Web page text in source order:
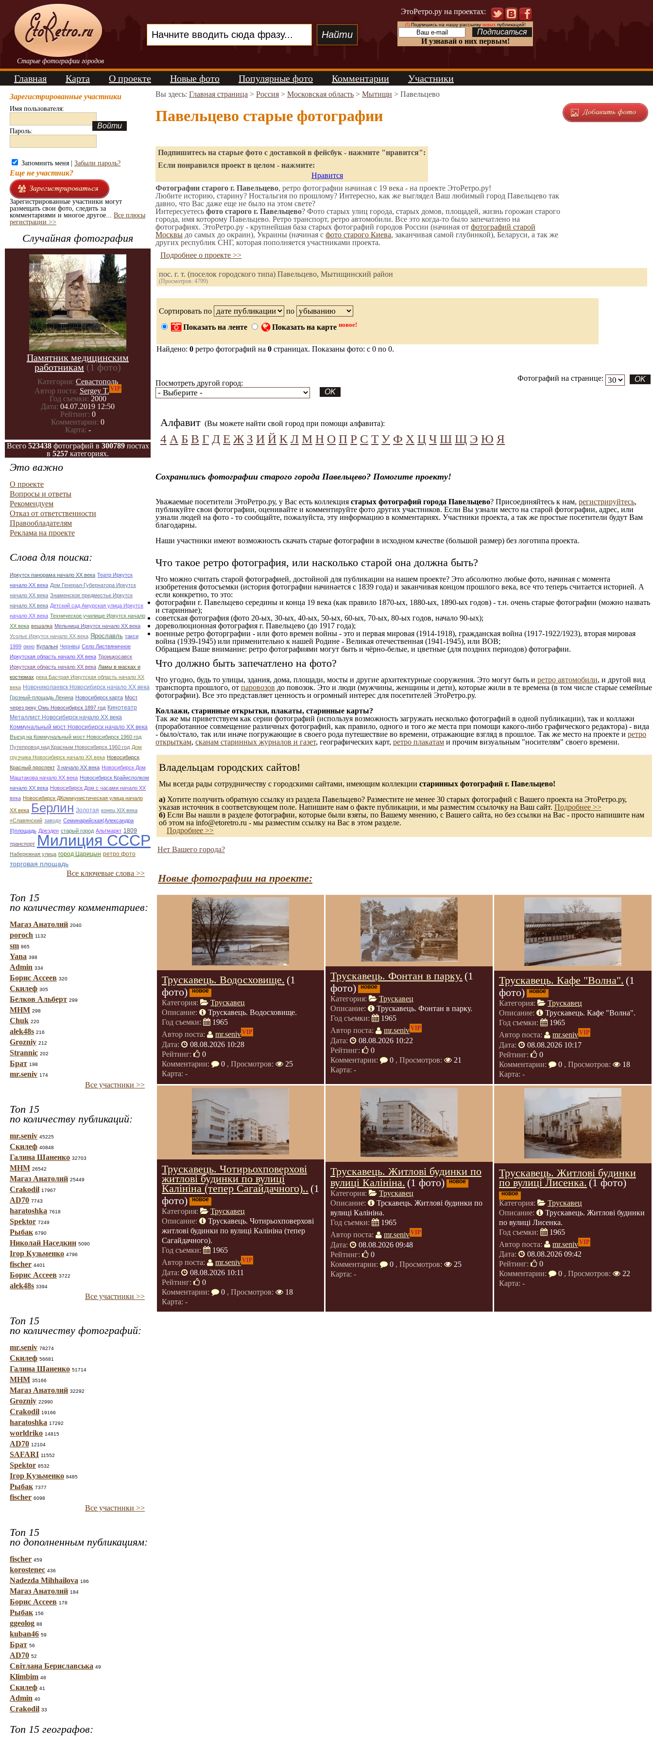
Старые фотографии городов
ЭтоРетро.ру на проектах:
(!)Подпишись на нашу рассылку новыхпубликаций!
И узнавай о них первым!
Главная Карта О проекте Новые фото Популярные фото Комментарии Участники
Зарегистрированные участники
Имя пользователя:
Пароль:
Запомнить меня | Забыли пароль?
Еще не участник?
Зарегистрированные участники могут
размещать свои фото, следить за
комментариями и многое другое... Все плюсы
регистрации >>
Случайная фотография
Памятник медицинским
работникам (1 фото)
Категория: Севастополь
Автор поста: Sergey T. VIP
Год съемки: 2000
Дата: 04.07.2019 12:50
Рейтинг: 0
Комментарии: 0
Карта: -
Всего 523438фотографий в 300789постах
в 5257 категориях.
Это важно
О проекте
Вопросы и ответы
Рекомендуем
Отказ от ответственности
Правообладателям
Реклама на проекте
Слова для поиска:
Иркутск панорама начало ХХ века Театр Иркутск
начало ХХ века Дом Генерал-Губернатора Иркутск
начало ХХ века Знаменское предместье Иркутск
начало ХХ века Детский сад Амурская улица Иркутск
начало ХХ века Техническое училище Иркутск начало
ХХ века вешалка Мельница Иркутск начало ХХ века
Усолье Иркутск начало ХХ века Ярославль такси
1999 окно Купальні Чернівці Село Листвяничное
Иркутская область начало ХХ века Троицкосавск
Иркутская область начало ХХ века Ламы в масках и
костюмах река Бастрая Иркутская область начало ХХ
века Новониколаевск Новосибирск начало ХХ века
Грозный-площадь Ленина Новосибирск карта Мост
через реку Омь Новосибирск 1897 год Кинотеатр
Металлист Новосибирск начало ХХ века
Коммунальный мост Новосибирск начало ХХ века
Въезд на Коммунальный мост Новосибирск 1960 год
Путепровод над Красным Новосибирск 1960 год Дом
грузчика Новосибирск начало ХХ века Новосибирск
Красный проспект 3 начало ХХ века Новосибирск Дом
Маштакова начало ХХ века Новосибирск Крайисполком
начало ХХ века Новосибирск Дом с часами начало ХХ
века Новосибирск ДКоммунистическая улица начало
ХХ века Берлин Золотая конец ХІХ века
«Славянский завод» Семинарийская(Александра
II)площадь Дрезден старый город Альтмаркт 1809
транспорт Милиция СССР
Набережная улица город Царицын ретро фото
торговая площадь
Все ключевые слова >>
Топ 15
по количеству комментариев:
Магаз Анатолий 2040
poroch 1132
sm 865
Yana 398
Admin 334
Борис Ассеев 320
Скилеф 305
Белков Альберт 299
МНМ 298
Chuk 220
alek48s 216
Grozniy 212
Strannic 202
Брат 198
mr.seniv 174
Все участники >>
Топ 15
по количеству публикаций:
mr.seniv 45225
Скилеф 40848
Галина Шаненко 32703
МНМ 26542
Магаз Анатолий 25449
Crakodil 17967
AD70 7743
haratoshka 7618
Spektor 7249
Рыбак 6790
Николай Наседкин 5090
Ігор Кузьменко 4796
fischer 4401
Борис Ассеев 3722
alek48s 3394
Все участники >>
Топ 15
по количеству фотографий:
mr.seniv 78274
Скилеф 56681
Галина Шаненко 51714
МНМ 35166
Магаз Анатолий 32292
Grozniy 22990
Crakodil 19166
haratoshka 17292
worldriko 14815
AD70 12104
SAFARI 11552
Spektor 8532
Ігор Кузьменко 8485
Рыбак 7377
fischer 6098
Все участники >>
Топ 15
по дополненным публикациям:
fischer 459
korostenec 436
Nadezda Mihhailova 186
Магаз Анатолий 184
Борис Ассеев 178
Рыбак 156
ggeolog 88
kuban46 59
Брат 56
AD70 52
Світлана Бериславська 49
Klimbim 48
Скилеф 41
Admin 40
Crakodil 33
Топ 15 географов:
Вы здесь: Главная страница > Россия > Московская область > Мытищи > Павельцево
Павельцево старые фотографии
Подпишитесь на старые фото с доставкой в фейсбук - нажмите "нравится":
Если понравился проект в целом - нажмите:
Нравится
Фотографии старого г. Павельцево, ретро фотографии начиная с 19 века - на проекте ЭтоРетро.ру!
Любите историю, старину? Ностальгия по прошлому? Интересно, как же выглядел Ваш любимый город Павельцево так
давно, что Вас даже еще не было на этом свете?
Интересуетесь фото старого г. Павельцево? Фото старых улиц города, старых домов, площадей, жизнь горожан старого
города, имя которому Павельцево. Ретро транспорт, ретро автомобили. Все это когда-то было запечатлено на
фотографиях. ЭтоРетро.ру - крупнейшая база старых фотографий городов России (начиная от фотографий старой
Москвы до самых до окраин), Украины (начиная с фото старого Киева, заканчивая самой глубинкой), Беларуси, а так же
других республик СНГ, которая пополняется участниками проекта.
Подробнее о проекте >>
пос. г. т. (поселок городского типа) Павельцево, Мытищинский район
(Просмотров: 4799)
Сортировать по
по
Показать на ленте
Показать на карте новое!
Найдено: 0 ретро фотографий на 0 страницах. Показаны фото: с 0 по 0.
Посмотреть другой город:
Фотографий на странице:
Алфавит (Вы можете найти свой город при помощи алфавита):
4 А Б В Г Д Е Ж З И Й К Л М Н О П Р С Т У Ф Х Ц Ч Ш Щ Э Ю Я
Сохранились фотографии старого города Павельцево? Помогите проекту!
Уважаемые посетители ЭтоРетро.ру, у Вас есть коллекция старых фотографий города Павельцево? Присоединяйтесь к нам, регистрируйтесь,
публикуйте свои фотографии, оценивайте и комментируйте фото других участников. Если Вы узнали место на старой фотографии, адрес, или
узнали людей на фото - то сообщайте, пожалуйста, эту информацию в комментариях. Участники проекта, а так же простые посетители будут Вам
благодарны.
Наши участники имеют возможность скачать старые фотографии в исходном качестве (большой размер) без логотипа проекта.
Что такое ретро фотография, или насколько старой она должна быть?
Что можно считать старой фотографией, достойной для публикации на нашем проекте? Это абсолютно любые фото, начиная c момента
изобретения фотосъемки (история фотографии начинается с 1839 года) и заканчивая концом прошлого века, все что теперь считается историей. А
если конкретно, то это:
фотографии г. Павельцево середины и конца 19 века (как правило 1870-ых, 1880-ых, 1890-ых годов) - т.н. очень старые фотографии (можно назвать
и старинные);
советская фотография (фото 20-ых, 30-ых, 40-ых, 50-ых, 60-ых, 70-ых, 80-ых годов, начало 90-ых);
дореволюционная фотография г. Павельцево (до 1917 года);
военные ретро фоторграфии - или фото времен войны - это и первая мировая (1914-1918), гражданская война (1917-1922/1923), вторая мировая
война (1939-1945) или применительно к нашей Родине - Великая отечественная (1941-1945), или ВОВ;
Обращаем Ваше внимание: ретро фотографиями могут быть и чёрно-белые, и цветные (для поздних периодов) фотографии.
Что должно быть запечатлено на фото?
Что угодно, будь то улицы, здания, дома, площади, мосты и другие архитектурные сооружения. Это могут быть и ретро автомобили, и другой вид
транспорта прошлого, от паровозов до повозок. Это и люди (мужчины, женщины и дети), которые жили в те времена (в том числе старые семейные
фотографии). Все это представляет ценность и огромный интерес для посетителей ЭтоРетро.ру.
Коллажи, старинные открытки, плакаты, старинные карты?
Так же мы приветствуем как серии фотографий (используя возможность загружать несколько фотографий в одной публикации), так и коллажи
(проработанное совмещение различных фотографий, как правило, одного и того же места при помощи какого-либо графического редактора) - вида
- было/стало, так или иначе погружающие в своего рода путешествие во времени, отражающие взгляд в прошлое. Так же место на проекте и ретро
открыткам, сканам старинных журналов и газет, географических карт, ретро плакатам и прочим визуальным "носителям" своего времени.
Владельцам городских сайтов!
Мы всегда рады сотрудничеству с городскими сайтами, имеющим коллекции старинных фотографий г. Павельцево!
а) Хотите получить обратную ссылку из раздела Павельцево? Разместите не менее 30 старых фотографий с Вашего проекта на ЭтоРетро.ру,
указав источник в соответсвующем поле. Напишите нам о факте публикации, и мы разместим ссылочку на Ваш сайт. Подробнее >>
б) Если Вы нашли в разделе фотографии, которые были взяты, по Вашему мнению, с Вашего сайта, но без ссылки на Вас - просто напишите нам
об этом на info@etoretro.ru - мы разместим ссылку на Вас в этом разделе.
Подробнее >>
Нет Вашего города?
Новые фотографии на проекте:
Трускавець. Водосховище. (1
фото)
новое
Категория:
Трускавец
Описание:
Трускавець. Водосховище.
Год съемки:
1965
Автор поста:
mr.senivVIP
Дата:
08.08.2026 10:28
Рейтинг:
0
Комментарии:
0 , Просмотров:
25
Карта: -
Трускавець. Фонтан в парку. (1
фото)
новое
Категория:
Трускавец
Описание:
Трускавець. Фонтан в парку.
Год съемки:
1965
Автор поста:
mr.senivVIP
Дата:
08.08.2026 10:22
Рейтинг:
0
Комментарии:
0 , Просмотров:
21
Карта: -
Трускавець. Кафе "Волна". (1
фото)
новое
Категория:
Трускавец
Описание:
Трускавець. Кафе "Волна".
Год съемки:
1965
Автор поста:
mr.senivVIP
Дата:
08.08.2026 10:17
Рейтинг:
0
Комментарии:
0 , Просмотров:
18
Карта: -
Трускавець. Чотирьохповерхові
житлові будинки по вулиці
Калініна (тепер Сагайдачного).. (1
фото)
новое
Категория:
Трускавец
Описание:
Трускавець. Чотирьохповерхові
житлові будинки по вулиці Калініна (тепер
Сагайдачного).
Год съемки:
1965
Автор поста:
mr.senivVIP
Дата:
08.08.2026 10:11
Рейтинг:
0
Комментарии:
0 , Просмотров:
18
Карта: -
Трускавець. Житлові будинки по
вулиці Калініна. (1 фото) новое
Категория:
Трускавец
Описание:
Трскавець. Житлові будинки по
вулиці Калініна.
Год съемки:
1965
Автор поста:
mr.senivVIP
Дата:
08.08.2026 09:48
Рейтинг:
0
Комментарии:
0 , Просмотров:
25
Карта: -
Трускавець. Житлові будинки
по вулиці Лисенка.(1 фото)
новое
Категория:
Трускавец
Описание:
Трускавець. Житлові будинки
по вулиці Лисенка.
Год съемки:
1965
Автор поста:
mr.senivVIP
Дата:
08.08.2026 09:42
Рейтинг:
0
Комментарии:
0 , Просмотров:
22
Карта: -